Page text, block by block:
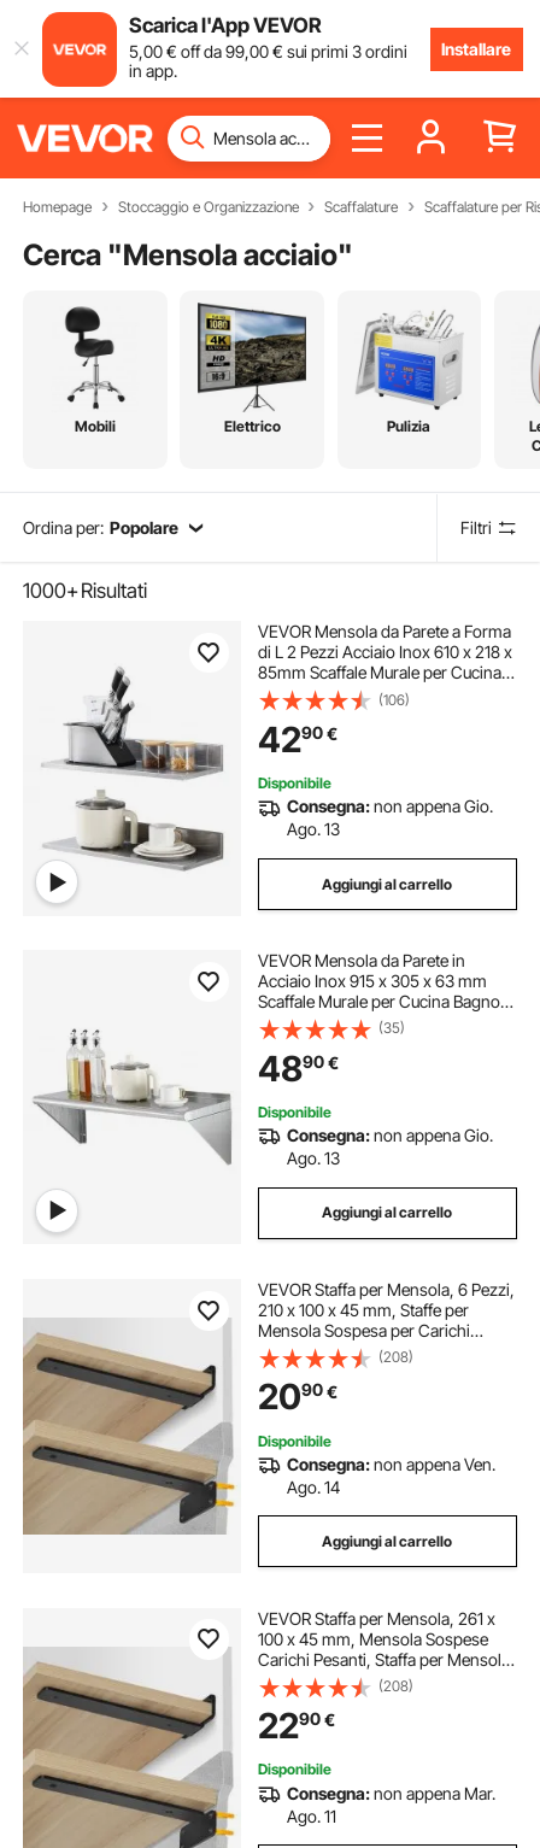
Scarica l'App VEVOR
5,00€ off da99,00€ sui primi 3 ordini
in app.
Installare
Homepage Stoccaggio e Organizzazione Scaffalature Scaffalature per
Cerca "Mensola acciaio"
Mobili Elettrico Pulizia
Ordina per: Popolare Filtri
1000+Risultati
VEVOR Mensola da Parete a Forma
di L 2 Pezzi Acciaio Inox 610 x 218 x
85mm Scaffale Murale per Cucina
Capacità Carico Max. 20kg,
Mensola da Parete Portaoggetti
Portaspezie in Acciaio Inox per
Cucina
(106)
4290€
Disponibile
Consegna:non appena Gio.
Ago. 13
Aggiungi al carrello
VEVOR Mensola da Parete in
Acciaio Inox 915 x 305 x 63 mm
Scaffale Murale per Cucina Bagno
Soggiorno Capacità Carico Max.
113kg, Mensola da Parete
Portaoggetti Portaspezie in Acciaio
Inox per Cucina
(35)
4890€
Disponibile
Consegna:non appena Gio.
Ago. 13
Aggiungi al carrello
VEVOR Staffa per Mensola, 6 Pezzi,
210 x 100 x 45 mm, Staffe per
Mensola Sospesa per Carichi
Pesanti Staffa per Mensola a L,
Opaca Spessa 5 mm, Staffa in
Acciaio Capacità di Carico di 72,6
kg, Nero
(208)
2090€
Disponibile
Consegna:non appena Ven.
Ago. 14
Aggiungi al carrello
VEVOR Staffa per Mensola, 261 x
100 x 45 mm, Mensola Sospese
Carichi Pesanti, Staffa per Mensola
a L, Opaca Spessa 5 mm, Staffe
Mensola in Acciaio con Capacità di
Carico di 72,6 kg, Nero, 6 Pezzi
(208)
2290€
Disponibile
Consegna:non appena Mar.
Ago. 11